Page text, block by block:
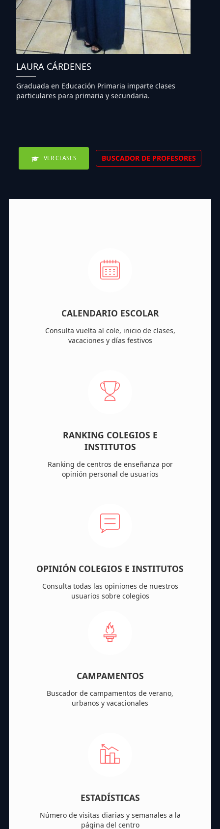
LAURA CÁRDENES
Graduada en Educación Primaria imparte clases
particulares para primaria y secundaria.
VER CLASES BUSCADOR DE PROFESORES
CALENDARIO ESCOLAR
Consulta vuelta al cole, inicio de clases,
vacaciones y días festivos
RANKING COLEGIOS E
INSTITUTOS
Ranking de centros de enseñanza por
opinión personal de usuarios
OPINIÓN COLEGIOS E INSTITUTOS
Consulta todas las opiniones de nuestros
usuarios sobre colegios
CAMPAMENTOS
Buscador de campamentos de verano,
urbanos y vacacionales
ESTADÍSTICAS
Número de visitas diarias y semanales a la
página del centro